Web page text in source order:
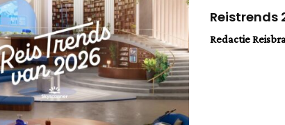
Reistrends
Redactie